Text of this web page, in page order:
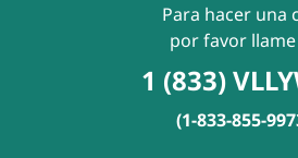
Para hacer una
por favor llame
1 (833)
(1-833-855-